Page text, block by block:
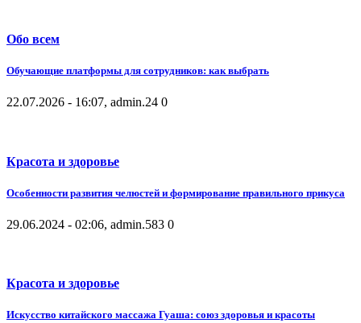
Обо всем
Обучающие платформы для сотрудников: как выбрать
22.07.2026 - 16:07, admin.24 0
Красота и здоровье
Особенности развития челюстей и формирование правильного прикуса
29.06.2024 - 02:06, admin.583 0
Красота и здоровье
Искусство китайского массажа Гуаша: союз здоровья и красоты